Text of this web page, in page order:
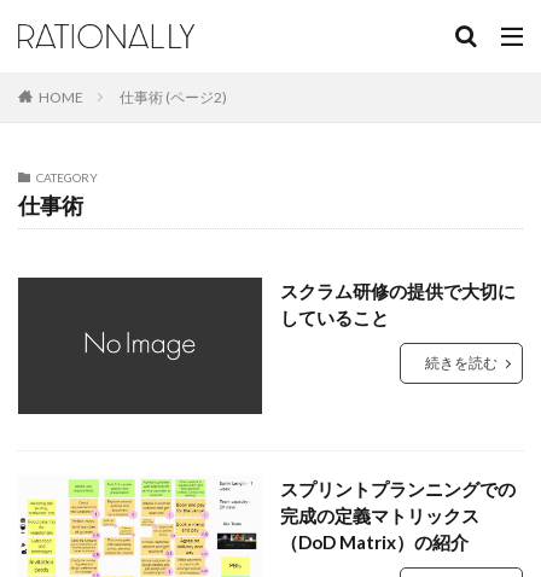
HOME 仕事術 (ページ2)
CATEGORY
仕事術
スクラム研修の提供で大切に
していること
続きを読む
スプリントプランニングでの
完成の定義マトリックス
（DoD Matrix）の紹介
タグ
Zoom
アジャイル
カンバン
チーム開発
事業記録